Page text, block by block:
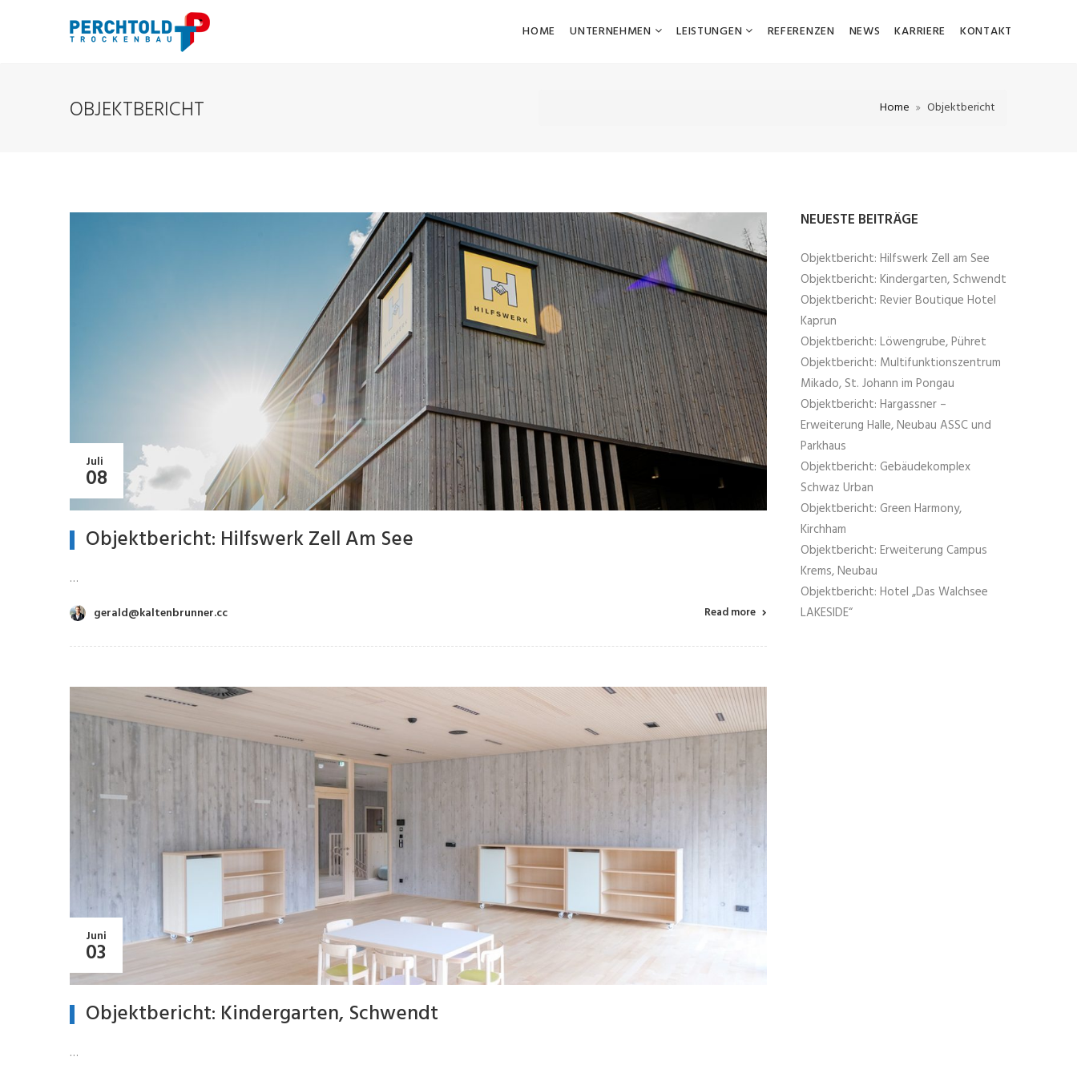
HOME UNTERNEHMEN LEISTUNGEN REFERENZEN NEWS KARRIERE KONTAKT
OBJEKTBERICHT Home Objektbericht
Juli
08
Objektbericht: Hilfswerk Zell Am See
…
gerald@kaltenbrunner.cc Read more
Juni
03
Objektbericht: Kindergarten, Schwendt
…
NEUESTE BEITRÄGE
Objektbericht: Hilfswerk Zell am See
Objektbericht: Kindergarten, Schwendt
Objektbericht: Revier Boutique Hotel
Kaprun
Objektbericht: Löwengrube, Pühret
Objektbericht: Multifunktionszentrum
Mikado, St. Johann im Pongau
Objektbericht: Hargassner –
Erweiterung Halle, Neubau ASSC und
Parkhaus
Objektbericht: Gebäudekomplex
Schwaz Urban
Objektbericht: Green Harmony,
Kirchham
Objektbericht: Erweiterung Campus
Krems, Neubau
Objektbericht: Hotel „Das Walchsee
LAKESIDE“